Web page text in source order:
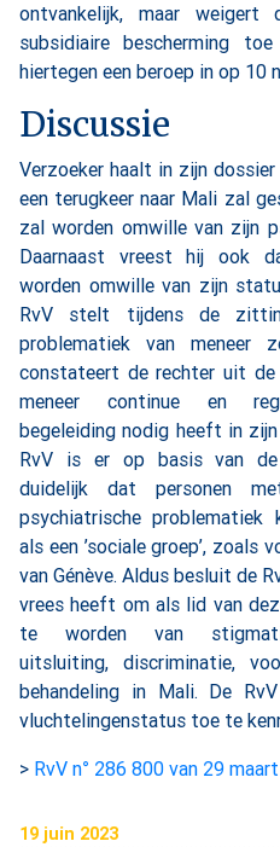
ontvankelijk, maar weigert
subsidiaire bescherming
hiertegen een beroep in op 10
Discussie
Verzoeker haalt in zijn
een terugkeer naar Mali zal
zal worden omwille van zijn
Daarnaast vreest hij ook
worden omwille van zijn
RvV stelt tijdens de
problematiek van meneer
constateert de rechter uit de
meneer continue en
begeleiding nodig heeft in
RvV is er op basis van de
duidelijk dat personen
psychiatrische problematiek
als een ’sociale groep’, zoals
van Génève. Aldus besluit de
vrees heeft om als lid van
te worden van
uitsluiting, discriminatie,
behandeling in Mali. De
vluchtelingenstatus toe te
> RvV n° 286 800 van 29
19 juin 2023